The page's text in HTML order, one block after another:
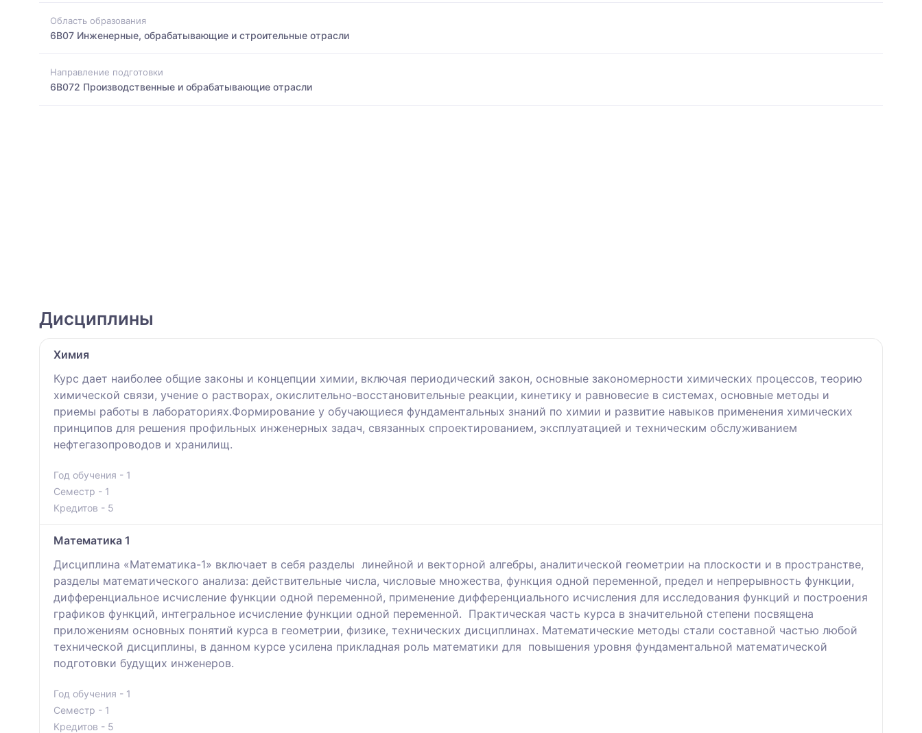
Область образования
6B07 Инженерные, обрабатывающие и строительные отрасли
Направление подготовки
6B072 Производственные и обрабатывающие отрасли
Дисциплины
Химия
Курс дает наиболее общие законы и концепции химии, включая периодический закон, основные закономерности химических процессов, теорию
химической связи, учение о растворах, окислительно-восстановительные реакции, кинетику и равновесие в системах, основные методы и
приемы работы в лабораториях.Формирование у обучающиеся фундаментальных знаний по химии и развитие навыков применения химических
принципов для решения профильных инженерных задач, связанных спроектированием, эксплуатацией и техническим обслуживанием
нефтегазопроводов и хранилищ.
Год обучения - 1
Семестр - 1
Кредитов - 5
Математика 1
Дисциплина «Математика-1» включает в себя разделы линейной и векторной алгебры, аналитической геометрии на плоскости и в пространстве,
разделы математического анализа: действительные числа, числовые множества, функция одной переменной, предел и непрерывность функции,
дифференциальное исчисление функции одной переменной, применение дифференциального исчисления для исследования функций и построения
графиков функций, интегральное исчисление функции одной переменной. Практическая часть курса в значительной степени посвящена
приложениям основных понятий курса в геометрии, физике, технических дисциплинах. Математические методы стали составной частью любой
технической дисциплины, в данном курсе усилена прикладная роль математики для повышения уровня фундаментальной математической
подготовки будущих инженеров.
Год обучения - 1
Семестр - 1
Кредитов - 5